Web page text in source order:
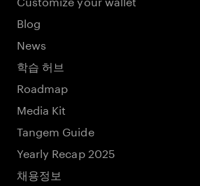
Blog
News
학습 허브
Roadmap
Media Kit
Tangem Guide
Yearly Recap 2025
채용정보